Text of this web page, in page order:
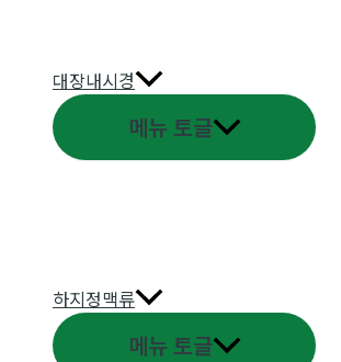
대장내시경
메뉴 토글
하지정맥류
메뉴 토글